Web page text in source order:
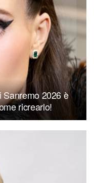
Sanremo 2026 è
ricrearlo!